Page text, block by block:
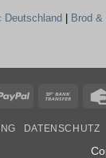
Deutschland Brod &
PayPal
Bank
DATENSCHUTZ